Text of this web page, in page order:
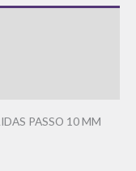
PASSO 10 MM